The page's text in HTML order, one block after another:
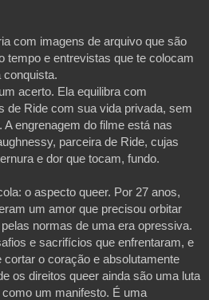
com imagens de arquivo que são
tempo e entrevistas que te colocam
conquista.
acerto. Ela equilibra com
de Ride com sua vida privada, sem
engrenagem do filme está nas
parceira de Ride, cujas
e dor que tocam, fundo.
o aspecto queer. Por 27 anos,
um amor que precisou orbitar
normas de uma era opressiva.
e sacrifícios que enfrentaram, e
o coração e absolutamente
os direitos queer ainda são uma luta
um manifesto. É uma